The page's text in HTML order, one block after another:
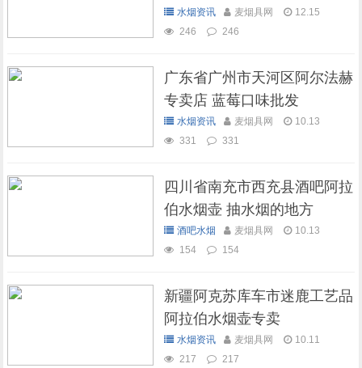
水烟资讯 麦烟具网
12.15
246
246
广东省广州市天河区阿尔法赫
专卖店 蓝莓口味批发
水烟资讯 麦烟具网
10.13
331
331
四川省南充市西充县酒吧阿拉
伯水烟壶 抽水烟的地方
酒吧水烟 麦烟具网
10.13
154
154
新疆阿克苏库车市迷鹿工艺品
阿拉伯水烟壶专卖
水烟资讯 麦烟具网
10.11
217
217